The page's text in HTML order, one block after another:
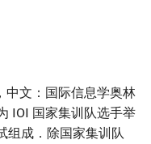
中文：国际信息学奥林
IOI 国家集训队选手举
组成．除国家集训队